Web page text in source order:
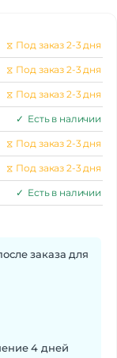
⧖ Под заказ 2-3 дня
⧖ Под заказ 2-3 дня
⧖ Под заказ 2-3 дня
✓ Есть в наличии
⧖ Под заказ 2-3 дня
⧖ Под заказ 2-3 дня
✓ Есть в наличии
заказа для
4 дней